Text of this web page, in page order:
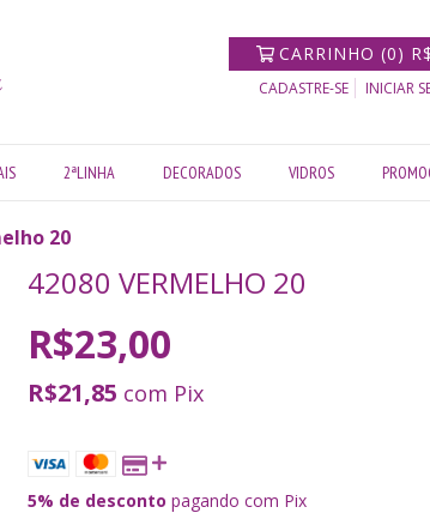
CARRINHO (0)
CADASTRE-SE INICIAR
2ªLINHA DECORADOS VIDROS
20
42080 VERMELHO 20
R$23,00
R$21,85 com Pix
5% de desconto pagando com Pix